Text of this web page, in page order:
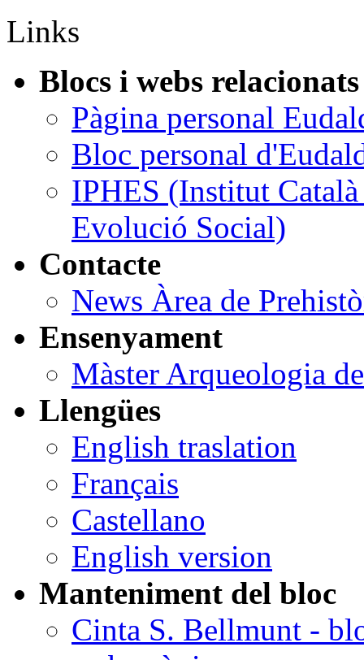
Links
Blocs i webs relacionats
Pàgina personal
Bloc personal
IPHES (Institut
Evolució Social)
Contacte
News Àrea de
Ensenyament
Màster Arqueologia
Llengües
English traslation
Français
Castellano
English version
Manteniment del bloc
Cinta S. Bellmunt -